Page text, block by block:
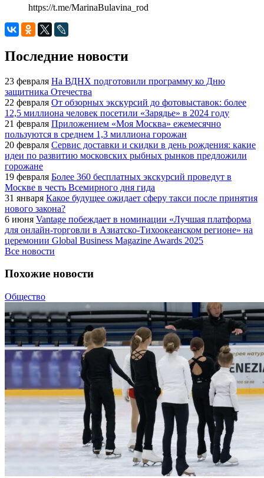
https://t.me/MarinaBulavina_rod
Последние новости
23 февраля На ВДНХ подготовили программу ко Дню
защитника Отечества
22 февраля От обзорных экскурсий до фотовыставок: более
12,5 миллиона человек посетили «Зарядье» в 2024 году
21 февраля Приложением «Моя Москва» ежемесячно
пользуются в среднем 1,3 миллиона горожан
20 февраля Сервис доставки и скидки в день рождения: какие
идеи по развитию московских рыбных рынков предложили
горожане
19 февраля Более 360 бесплатных экскурсий проведут в
Москве в честь Всемирного дня гида
31 января Какое будущее ожидает сферу такси после принятия
нового закона?
6 июня Vantage побеждает в номинации «Лучшая платформа
для онлайн-торговли в Азиатско-Тихоокеанском регионе» на
церемонии Global Business Magazine Awards 2025
Все новости
Похожие новости
Общество